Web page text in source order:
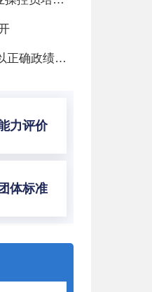
秉正道干实事 以实绩庆百年 —— 中国电力建设企业协会以正确政绩观书写能源报国答卷、献礼建党105周年
力评价
团体标准